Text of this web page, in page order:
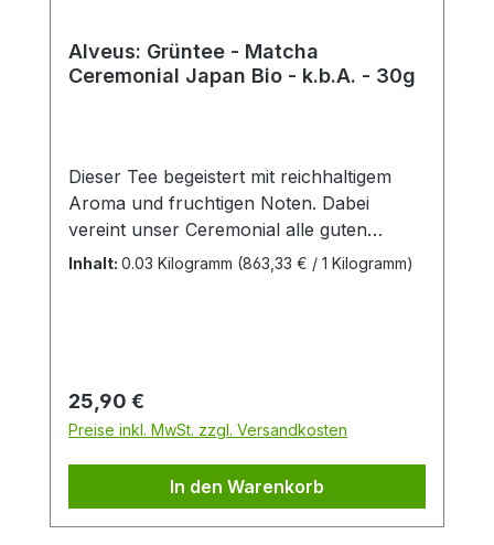
Alveus: Grüntee - Matcha
Ceremonial Japan Bio - k.b.A. - 30g
Dieser Tee begeistert mit reichhaltigem
Aroma und fruchtigen Noten. Dabei
vereint unser Ceremonial alle guten
Eigenschaften eines Matchas: Er schmeckt
Anbau
Inhalt: 0.03 Kilogramm (863,33 € / 1 Kilogramm)
Regulärer Preis:
25,90 €
Preise inkl. MwSt. zzgl. Versandkosten
In den Warenkorb